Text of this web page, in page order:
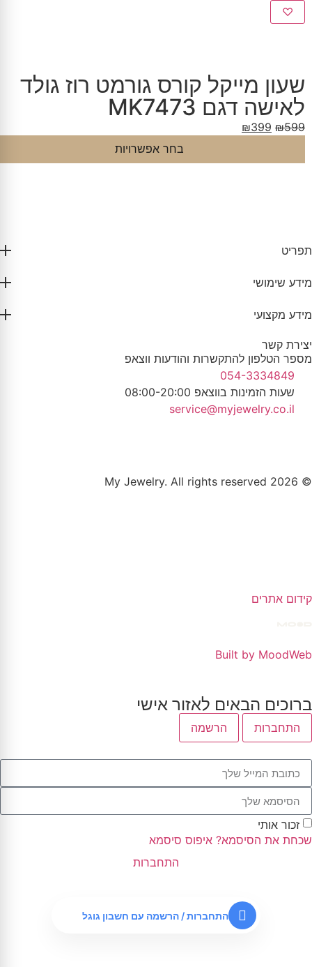
♡
שעון מייקל קורס גורמט רוז גולד
לאישה דגם MK7473
₪599
₪399
בחר אפשרויות
תפריט
מידע שימושי
מידע מקצועי
יצירת קשר
מספר הטלפון להתקשרות והודעות ווצאפ
054-3334849
שעות הזמינות בווצאפ 08:00-20:00
service@myjewelry.co.il
© 2026 My Jewelry. All rights reserved
קידום אתרים
Built by MoodWeb
ברוכים הבאים לאזור אישי
התחברות הרשמה
זכור אותי
שכחת את הסיסמא? איפוס סיסמא
התחברות
התחברות / הרשמה עם חשבון גוגל